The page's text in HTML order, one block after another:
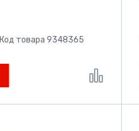
Код товара 9348365